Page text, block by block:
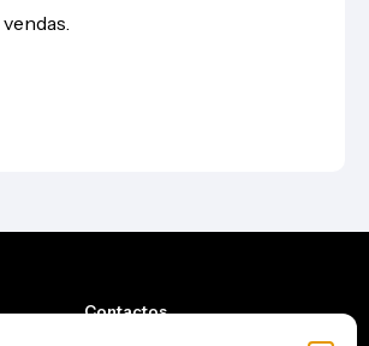
Contactos